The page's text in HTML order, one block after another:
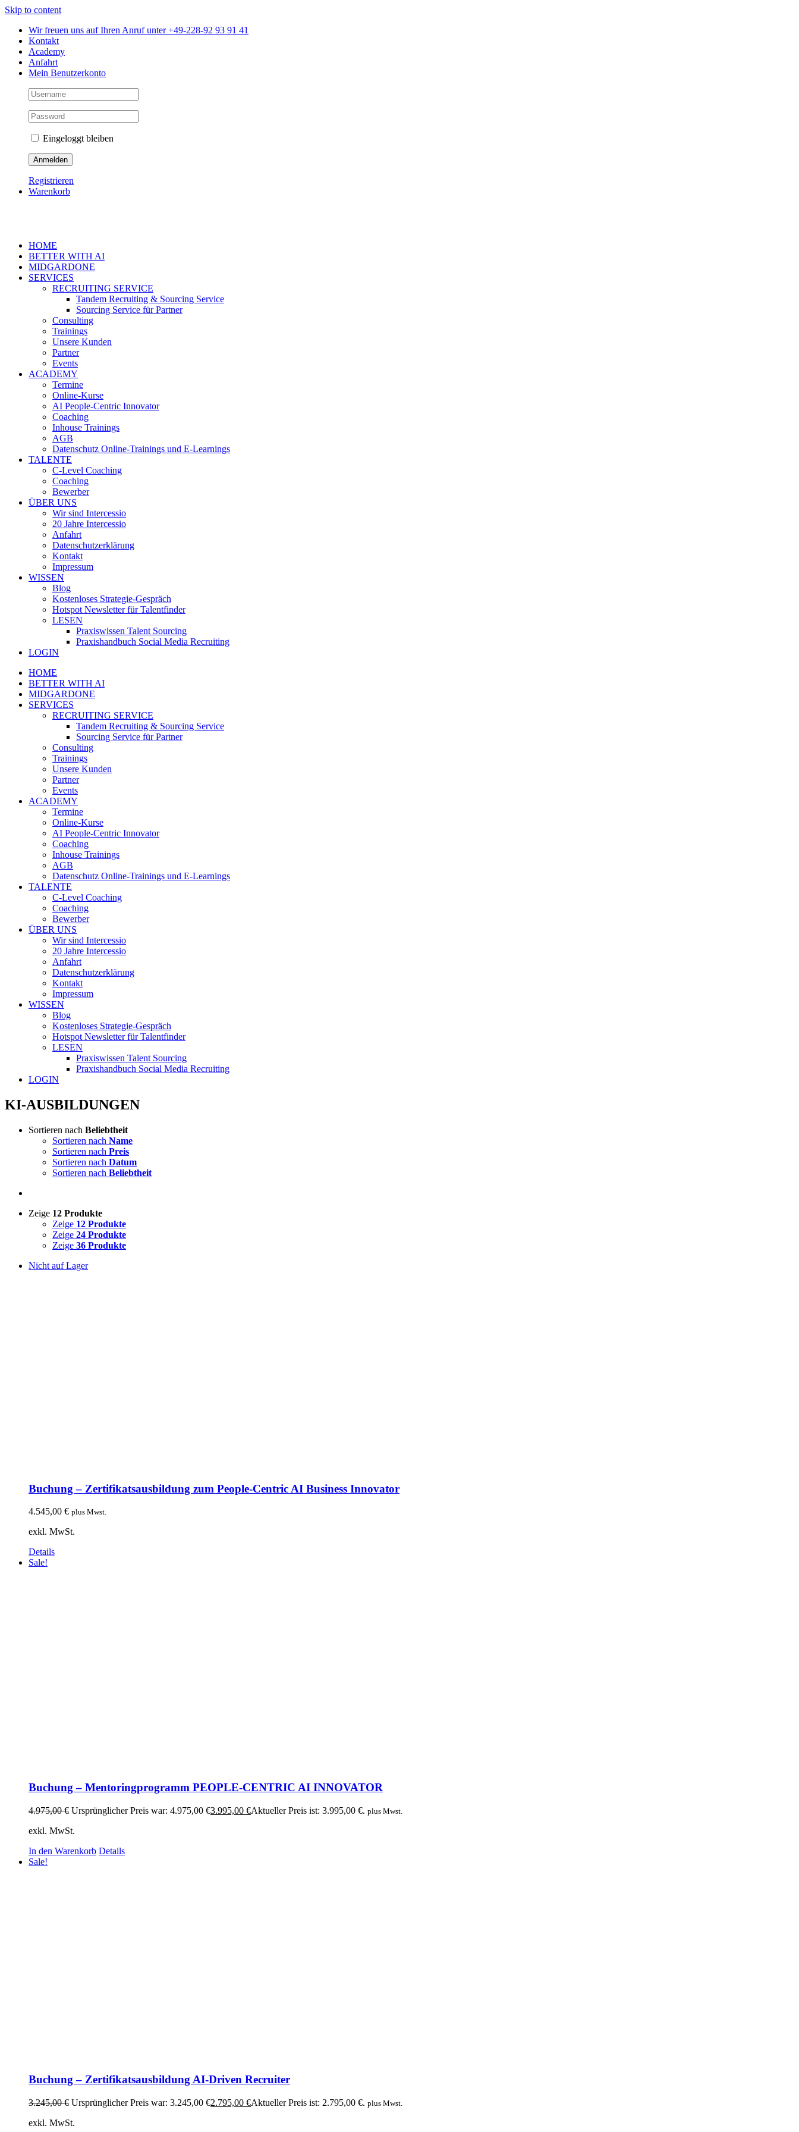
Skip to content
Wir freuen uns auf Ihren Anruf unter +49-228-92 93 91 41
Kontakt
Academy
Anfahrt
Mein Benutzerkonto
Eingeloggt bleiben
Registrieren
Warenkorb
HOME
BETTER WITH AI
MIDGARDONE
SERVICES
RECRUITING SERVICE
Tandem Recruiting & Sourcing Service
Sourcing Service für Partner
Consulting
Trainings
Unsere Kunden
Partner
Events
ACADEMY
Termine
Online-Kurse
AI People-Centric Innovator
Coaching
Inhouse Trainings
AGB
Datenschutz Online-Trainings und E-Learnings
TALENTE
C-Level Coaching
Coaching
Bewerber
ÜBER UNS
Wir sind Intercessio
20 Jahre Intercessio
Anfahrt
Datenschutzerklärung
Kontakt
Impressum
WISSEN
Blog
Kostenloses Strategie-Gespräch
Hotspot Newsletter für Talentfinder
LESEN
Praxiswissen Talent Sourcing
Praxishandbuch Social Media Recruiting
LOGIN
HOME
BETTER WITH AI
MIDGARDONE
SERVICES
RECRUITING SERVICE
Tandem Recruiting & Sourcing Service
Sourcing Service für Partner
Consulting
Trainings
Unsere Kunden
Partner
Events
ACADEMY
Termine
Online-Kurse
AI People-Centric Innovator
Coaching
Inhouse Trainings
AGB
Datenschutz Online-Trainings und E-Learnings
TALENTE
C-Level Coaching
Coaching
Bewerber
ÜBER UNS
Wir sind Intercessio
20 Jahre Intercessio
Anfahrt
Datenschutzerklärung
Kontakt
Impressum
WISSEN
Blog
Kostenloses Strategie-Gespräch
Hotspot Newsletter für Talentfinder
LESEN
Praxiswissen Talent Sourcing
Praxishandbuch Social Media Recruiting
LOGIN
KI-AUSBILDUNGEN
Sortieren nach Beliebtheit
Sortieren nach Name
Sortieren nach Preis
Sortieren nach Datum
Sortieren nach Beliebtheit
Zeige 12 Produkte
Zeige 12 Produkte
Zeige 24 Produkte
Zeige 36 Produkte
Nicht auf Lager
Buchung – Zertifikatsausbildung zum People-Centric AI Business Innovator
4.545,00 € plus Mwst.
exkl. MwSt.
Details
Sale!
Buchung – Mentoringprogramm PEOPLE-CENTRIC AI INNOVATOR
4.975,00€ Ursprünglicher Preis war: 4.975,00 €3.995,00 €Aktueller Preis ist: 3.995,00 €. plus Mwst.
exkl. MwSt.
In den Warenkorb Details
Sale!
Buchung – Zertifikatsausbildung AI-Driven Recruiter
3.245,00€ Ursprünglicher Preis war: 3.245,00 €2.795,00 €Aktueller Preis ist: 2.795,00 €. plus Mwst.
exkl. MwSt.